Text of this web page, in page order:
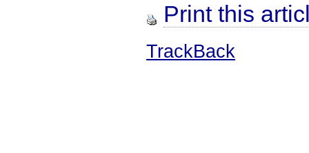
Print this
TrackBack